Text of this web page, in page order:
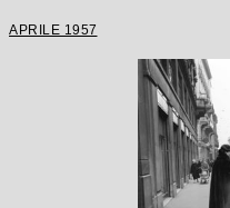
APRILE 1957